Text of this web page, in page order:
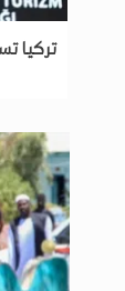
تركيا تستقبل 9 ملايين سائح